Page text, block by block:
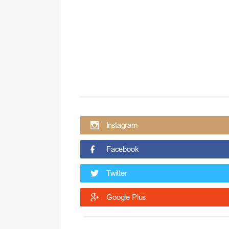
Instagram
Facebook
Twitter
Google Plus